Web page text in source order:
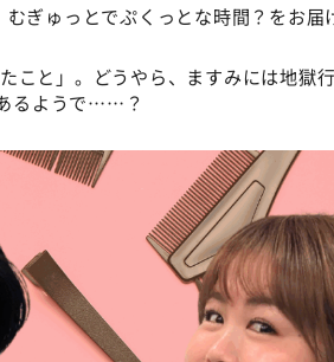
ぎゅっとでぷくっとな時間？をお届
こと」。どうやら、ますみには地獄
るようで……？